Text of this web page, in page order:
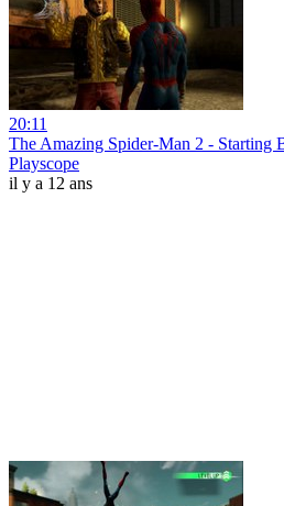
20:11
The Amazing Spider-Man 2 - Starting
Playscope
il y a 12 ans